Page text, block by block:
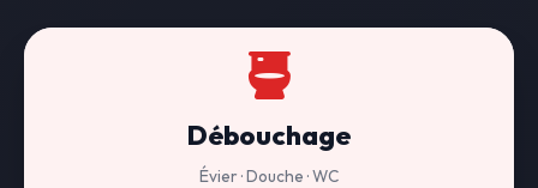
Débouchage
Évier · Douche · WC